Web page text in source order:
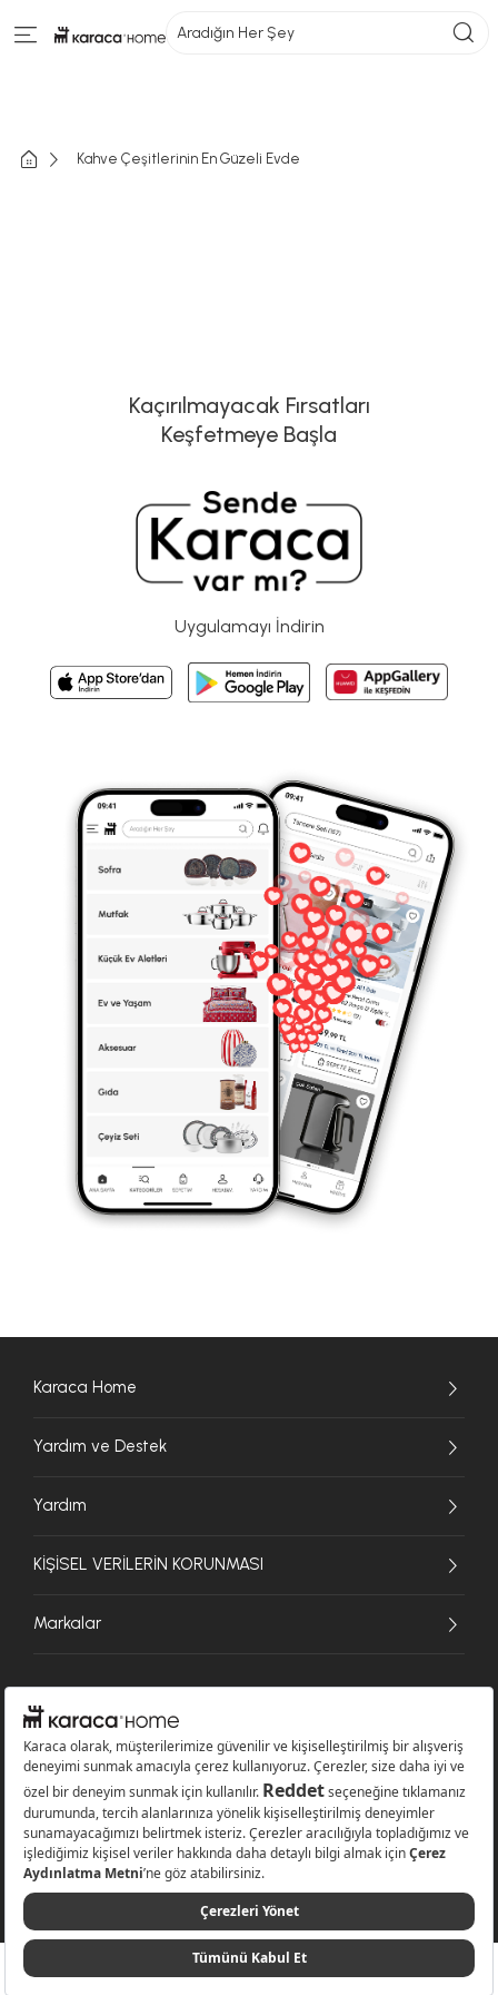
Aradığın Her Şey
Kahve Çeşitlerinin En Güzeli Evde
Kaçırılmayacak Fırsatları
Keşfetmeye Başla
Uygulamayı İndirin
Karaca Home
Yardım ve Destek
Yardım
KİŞİSEL VERİLERİN KORUNMASI
Markalar
© 2026 Karaca Home Collection Tekstil Sanayi ve Ticaret A.Ş. - Tüm hakları
saklıdır.